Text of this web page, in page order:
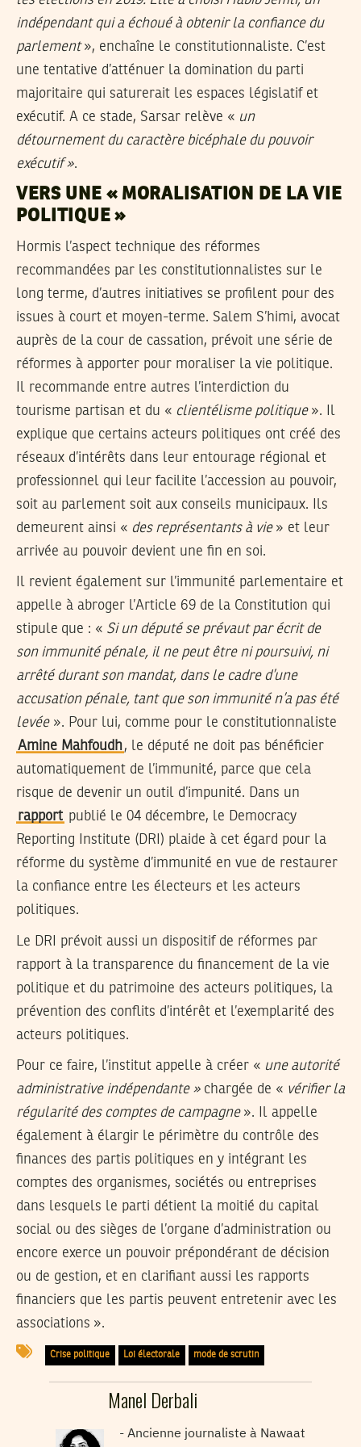
indépendant qui a échoué à obtenir la confiance du
parlement», enchaîne le constitutionnaliste. C’est
une tentative d’atténuer la domination du parti
majoritaire qui saturerait les espaces législatif et
exécutif. A ce stade, Sarsar relève « un
détournement du caractère bicéphale du pouvoir
exécutif ».
VERS UNE « MORALISATION DE LA VIE
POLITIQUE »
Hormis l’aspect technique des réformes
recommandées par les constitutionnalistes sur le
long terme, d’autres initiatives se profilent pour des
issues à court et moyen-terme. Salem S’himi, avocat
auprès de la cour de cassation, prévoit une série de
réformes à apporter pour moraliser la vie politique.
Il recommande entre autres l’interdiction du
tourisme partisan et du « clientélisme politique». Il
explique que certains acteurs politiques ont créé des
réseaux d’intérêts dans leur entourage régional et
professionnel qui leur facilite l’accession au pouvoir,
soit au parlement soit aux conseils municipaux. Ils
demeurent ainsi « des représentants à vie » et leur
arrivée au pouvoir devient une fin en soi.
Il revient également sur l’immunité parlementaire et
appelle à abroger l’Article 69 de la Constitution qui
stipule que : « Si un député se prévaut par écrit de
son immunité pénale, il ne peut être ni poursuivi, ni
arrêté durant son mandat, dans le cadre d’une
accusation pénale, tant que son immunité n’a pas été
levée». Pour lui, comme pour le constitutionnaliste
Amine Mahfoudh, le député ne doit pas bénéficier
automatiquement de l’immunité, parce que cela
risque de devenir un outil d’impunité. Dans un
rapport publié le 04 décembre, le Democracy
Reporting Institute (DRI) plaide à cet égard pour la
réforme du système d’immunité en vue de restaurer
la confiance entre les électeurs et les acteurs
politiques.
Le DRI prévoit aussi un dispositif de réformes par
rapport à la transparence du financement de la vie
politique et du patrimoine des acteurs politiques, la
prévention des conflits d’intérêt et l’exemplarité des
acteurs politiques.
Pour ce faire, l’institut appelle à créer « une autorité
administrative indépendante » chargée de « vérifier la
régularité des comptes de campagne ». Il appelle
également à élargir le périmètre du contrôle des
finances des partis politiques en y intégrant les
comptes des organismes, sociétés ou entreprises
dans lesquels le parti détient la moitié du capital
social ou des sièges de l’organe d’administration ou
encore exerce un pouvoir prépondérant de décision
ou de gestion, et en clarifiant aussi les rapports
financiers que les partis peuvent entretenir avec les
associations ».
Crise politique Loi électorale mode de scrutin
Manel Derbali
Ancienne journaliste à Nawaat -